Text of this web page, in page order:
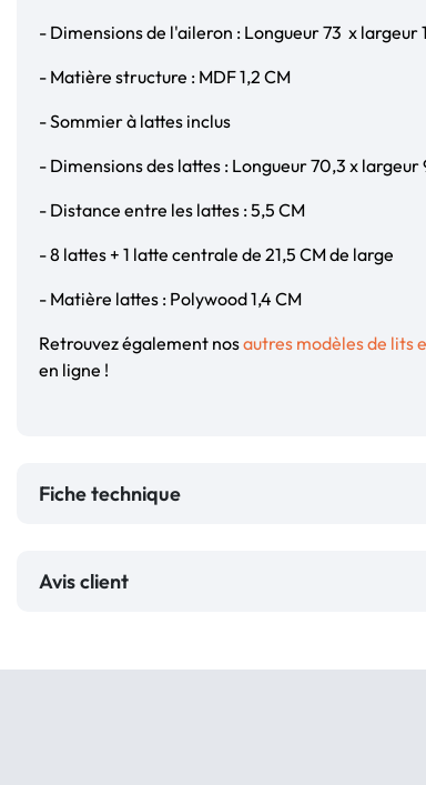
- Dimensions de l'aileron : Longueur 73 x largeur
- Matière structure : MDF 1,2 CM
- Sommier à lattes inclus
- Dimensions des lattes : Longueur 70,3 x largeur
- Distance entre les lattes : 5,5 CM
- 8 lattes + 1 latte centrale de 21,5 CM de large
- Matière lattes : Polywood 1,4 CM
Retrouvez également nosautres modèles de lits
en ligne !
Fiche technique
Avis client